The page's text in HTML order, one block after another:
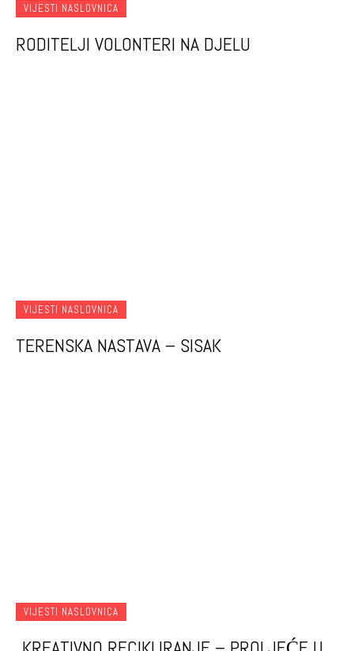
VIJESTI NASLOVNICA
RODITELJI VOLONTERI NA DJELU
VIJESTI NASLOVNICA
TERENSKA NASTAVA – SISAK
VIJESTI NASLOVNICA